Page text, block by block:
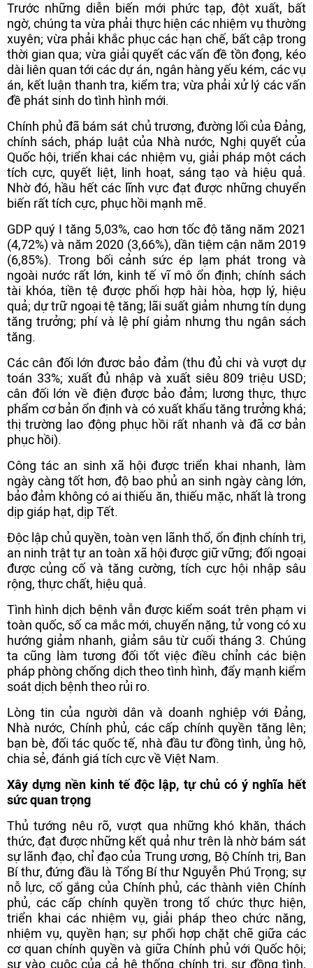
Trước những diễn biến mới phức tạp, đột xuất, bất
ngờ, chúng ta vừa phải thực hiện các nhiệm vụ thường
xuyên; vừa phải khắc phục các hạn chế, bất cập trong
thời gian qua; vừa giải quyết các vấn đề tồn đọng, kéo
dài liên quan tới các dự án, ngân hàng yếu kém, các vụ
án, kết luận thanh tra, kiểm tra; vừa phải xử lý các vấn
đề phát sinh do tình hình mới.
Chính phủ đã bám sát chủ trương, đường lối của Đảng,
chính sách, pháp luật của Nhà nước, Nghị quyết của
Quốc hội, triển khai các nhiệm vụ, giải pháp một cách
tích cực, quyết liệt, linh hoạt, sáng tạo và hiệu quả.
Nhờ đó, hầu hết các lĩnh vực đạt được những chuyển
biến rất tích cực, phục hồi mạnh mẽ.
GDP quý I tăng 5,03%, cao hơn tốc độ tăng năm 2021
(4,72%) và năm 2020 (3,66%), dần tiệm cận năm 2019
(6,85%). Trong bối cảnh sức ép lạm phát trong và
ngoài nước rất lớn, kinh tế vĩ mô ổn định; chính sách
tài khóa, tiền tệ được phối hợp hài hòa, hợp lý, hiệu
quả; dự trữ ngoại tệ tăng; lãi suất giảm nhưng tín dụng
tăng trưởng; phí và lệ phí giảm nhưng thu ngân sách
tăng.
Các cân đối lớn đươc bảo đảm (thu đủ chi và vượt dự
toán 33%; xuất đủ nhập và xuất siêu 809 triệu USD;
cân đối lớn về điện được bảo đảm; lương thực, thực
phẩm cơ bản ổn định và có xuất khẩu tăng trưởng khá;
thị trường lao động phục hồi rất nhanh và đã cơ bản
phục hồi).
Công tác an sinh xã hội được triển khai nhanh, làm
ngày càng tốt hơn, độ bao phủ an sinh ngày càng lớn,
bảo đảm không có ai thiếu ăn, thiếu mặc, nhất là trong
dịp giáp hạt, dịp Tết.
Độc lập chủ quyền, toàn vẹn lãnh thổ, ổn định chính trị,
an ninh trật tự an toàn xã hội được giữ vững; đối ngoại
được củng cố và tăng cường, tích cực hội nhập sâu
rộng, thực chất, hiệu quả.
Tình hình dịch bệnh vẫn được kiểm soát trên phạm vi
toàn quốc, số ca mắc mới, chuyển nặng, tử vong có xu
hướng giảm nhanh, giảm sâu từ cuối tháng 3. Chúng
ta cũng làm tương đối tốt việc điều chỉnh các biện
pháp phòng chống dịch theo tình hình, đẩy mạnh kiểm
soát dịch bệnh theo rủi ro.
Lòng tin của người dân và doanh nghiệp với Đảng,
Nhà nước, Chính phủ, các cấp chính quyền tăng lên;
bạn bè, đối tác quốc tế, nhà đầu tư đồng tình, ủng hộ,
chia sẻ, đánh giá tích cực về Việt Nam.
Xây dựng nền kinh tế độc lập, tự chủ có ý nghĩa hết
sức quan trọng
Thủ tướng nêu rõ, vượt qua những khó khăn, thách
thức, đạt được những kết quả như trên là nhờ bám sát
sự lãnh đạo, chỉ đạo của Trung ương, Bộ Chính trị, Ban
Bí thư, đứng đầu là Tổng Bí thư Nguyễn Phú Trọng; sự
nỗ lực, cố gắng của Chính phủ, các thành viên Chính
phủ, các cấp chính quyền trong tổ chức thực hiện,
triển khai các nhiệm vụ, giải pháp theo chức năng,
nhiệm vụ, quyền hạn; sự phối hợp chặt chẽ giữa các
cơ quan chính quyền và giữa Chính phủ với Quốc hội;
sự vào cuộc của cả hệ thống chính trị, sự đồng tình,